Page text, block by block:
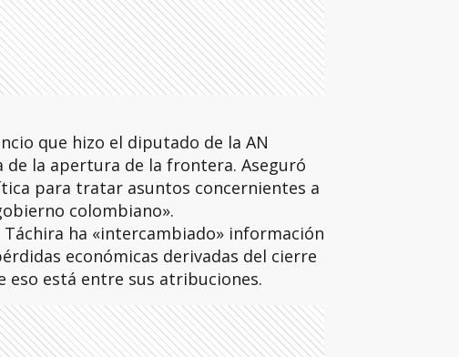
que hizo el diputado de la AN
de la apertura de la frontera. Aseguró
para tratar asuntos concernientes a
colombiano».
ha «intercambiado» información
económicas derivadas del cierre
eso está entre sus atribuciones.